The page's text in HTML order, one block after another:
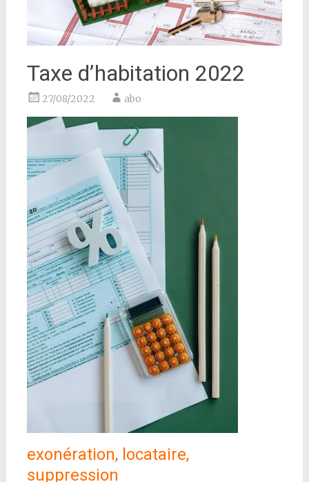
Taxe d’habitation 2022
27/08/2022 abo
exonération, locataire,
suppression